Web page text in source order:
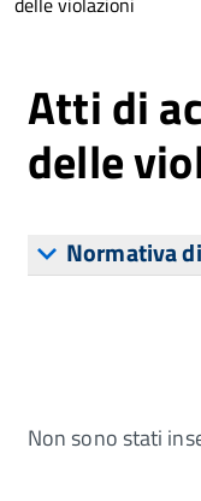
Atti di
delle
Normativa
Non sono stati